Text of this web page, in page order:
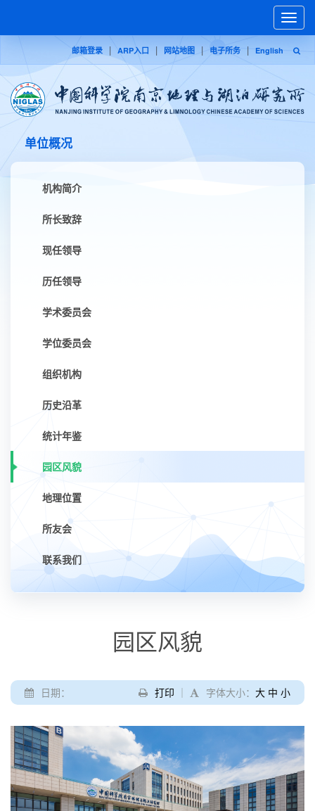
邮箱登录 | ARP入口 | 网站地图 | 电子所务 | English
Toggle
单位概况
机构简介
所长致辞
现任领导
历任领导
学术委员会
学位委员会
组织机构
历史沿革
统计年鉴
园区风貌
地理位置
所友会
联系我们
园区风貌
打印 ｜ 字体大小： 大 中 小
日期：